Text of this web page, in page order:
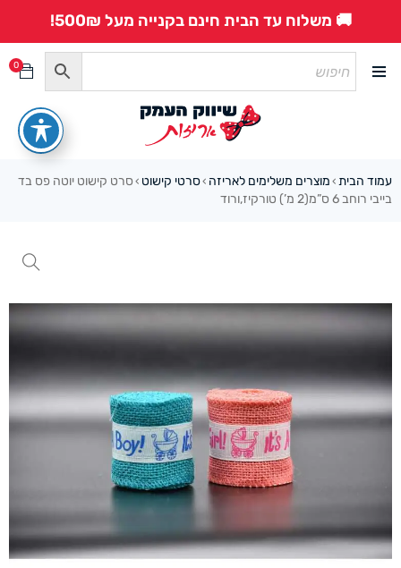
🚚 משלוח עד הבית חינם בקנייה מעל 500₪!
0
עמוד הבית › מוצרים משלימים לאריזה ›סרטי קישוט › סרט קישוט יוטה פס בד
בייבי רוחב 6 ס”מ(2 מ’) טורקיז,ורוד